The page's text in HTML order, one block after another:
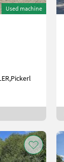
Used machine